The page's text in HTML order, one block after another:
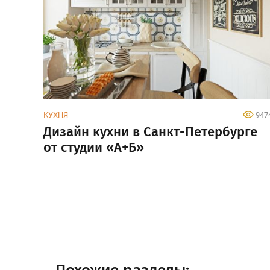
КУХНЯ
Дизайн кухни в Санкт-Петербурге
от студии «А+Б»